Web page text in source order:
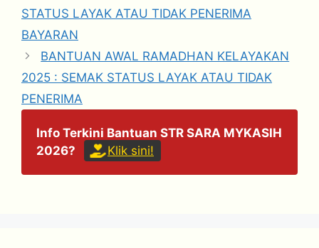
STATUS LAYAK ATAU TIDAK PENERIMA
BAYARAN
BANTUAN AWAL RAMADHAN KELAYAKAN
2025 : SEMAK STATUS LAYAK ATAU TIDAK
PENERIMA
Info Terkini Bantuan STR SARA MYKASIH
2026?
Klik sini!